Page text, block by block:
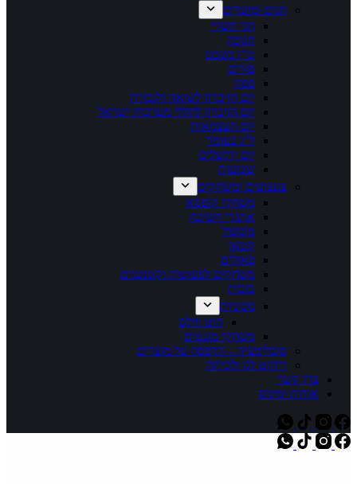
חגים ומועדים
חגי תשרי
חנוכה
ט"ו בשבט
פורים
פסח
יום הזיכרון לשואה ולגבורה
יום הזיכרון לחללי מערכות ישראל
יום העצמאות
ל"ג בעומר
יום ירושלים
שבועות
צעצועים ומשחקים
משחקי קופסא
אתגרי חשיבה
מונופול
קטאן
פאזלים
משחקים לפעוטות וקטנטנים
בובות
מכוניות
הוט ווילס
משחקי מגנטים
סובלימציה – הדפסה על מוצרים
ריהוט לגן ולכיתה
צרו קשר
אודות ימיניס